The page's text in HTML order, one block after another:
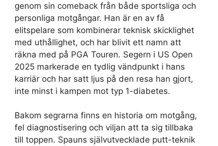
genom sin comeback från både sportsliga och
personliga motgångar. Han är en av få
elitspelare som kombinerar teknisk skicklighet
med uthållighet, och har blivit ett namn att
räkna med på PGA Touren. Segern i US Open
2025 markerade en tydlig vändpunkt i hans
karriär och har satt ljus på den resa han gjort,
inte minst i kampen mot typ 1-diabetes.
Bakom segrarna finns en historia om motgång,
fel diagnostisering och viljan att ta sig tillbaka
till toppen. Spauns självutvecklade putt-teknik